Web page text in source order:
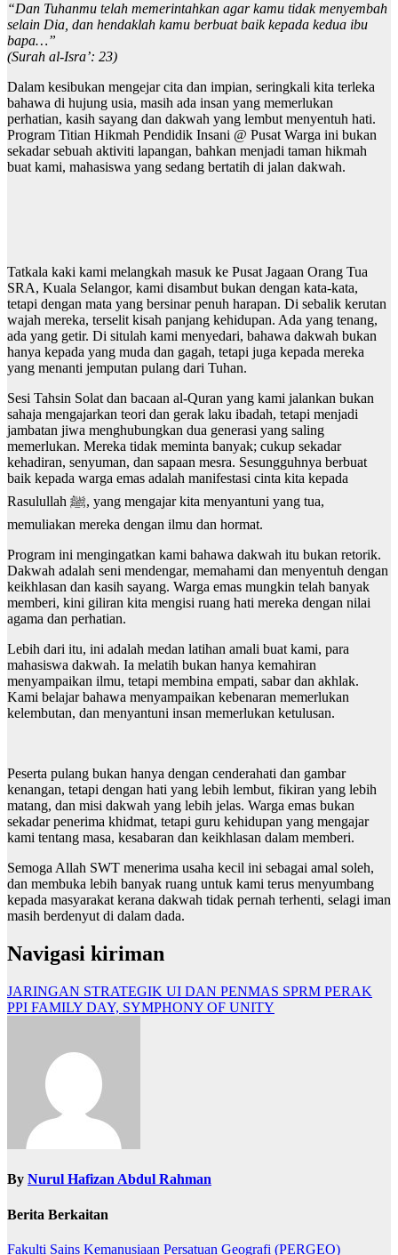
“Dan Tuhanmu telah memerintahkan agar kamu tidak menyembah
selain Dia, dan hendaklah kamu berbuat baik kepada kedua ibu
bapa…”
(Surah al-Isra’: 23)
Dalam kesibukan mengejar cita dan impian, seringkali kita terleka
bahawa di hujung usia, masih ada insan yang memerlukan
perhatian, kasih sayang dan dakwah yang lembut menyentuh hati.
Program Titian Hikmah Pendidik Insani @ Pusat Warga ini bukan
sekadar sebuah aktiviti lapangan, bahkan menjadi taman hikmah
buat kami, mahasiswa yang sedang bertatih di jalan dakwah.
Tatkala kaki kami melangkah masuk ke Pusat Jagaan Orang Tua
SRA, Kuala Selangor, kami disambut bukan dengan kata-kata,
tetapi dengan mata yang bersinar penuh harapan. Di sebalik kerutan
wajah mereka, terselit kisah panjang kehidupan. Ada yang tenang,
ada yang getir. Di situlah kami menyedari, bahawa dakwah bukan
hanya kepada yang muda dan gagah, tetapi juga kepada mereka
yang menanti jemputan pulang dari Tuhan.
Sesi Tahsin Solat dan bacaan al-Quran yang kami jalankan bukan
sahaja mengajarkan teori dan gerak laku ibadah, tetapi menjadi
jambatan jiwa menghubungkan dua generasi yang saling
memerlukan. Mereka tidak meminta banyak; cukup sekadar
kehadiran, senyuman, dan sapaan mesra. Sesungguhnya berbuat
baik kepada warga emas adalah manifestasi cinta kita kepada
Rasulullah ﷺ, yang mengajar kita menyantuni yang tua,
memuliakan mereka dengan ilmu dan hormat.
Program ini mengingatkan kami bahawa dakwah itu bukan retorik.
Dakwah adalah seni mendengar, memahami dan menyentuh dengan
keikhlasan dan kasih sayang. Warga emas mungkin telah banyak
memberi, kini giliran kita mengisi ruang hati mereka dengan nilai
agama dan perhatian.
Lebih dari itu, ini adalah medan latihan amali buat kami, para
mahasiswa dakwah. Ia melatih bukan hanya kemahiran
menyampaikan ilmu, tetapi membina empati, sabar dan akhlak.
Kami belajar bahawa menyampaikan kebenaran memerlukan
kelembutan, dan menyantuni insan memerlukan ketulusan.
Peserta pulang bukan hanya dengan cenderahati dan gambar
kenangan, tetapi dengan hati yang lebih lembut, fikiran yang lebih
matang, dan misi dakwah yang lebih jelas. Warga emas bukan
sekadar penerima khidmat, tetapi guru kehidupan yang mengajar
kami tentang masa, kesabaran dan keikhlasan dalam memberi.
Semoga Allah SWT menerima usaha kecil ini sebagai amal soleh,
dan membuka lebih banyak ruang untuk kami terus menyumbang
kepada masyarakat kerana dakwah tidak pernah terhenti, selagi iman
masih berdenyut di dalam dada.
Navigasi kiriman
JARINGAN STRATEGIK UI DAN PENMAS SPRM PERAK
PPI FAMILY DAY, SYMPHONY OF UNITY
By Nurul Hafizan Abdul Rahman
Berita Berkaitan
Fakulti Sains Kemanusiaan Persatuan Geografi (PERGEO)